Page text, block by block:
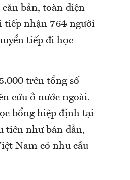
căn bản, toàn diện
tiếp nhận 764 người
tiếp đi học
trên tổng số
cứu ở nước ngoài.
bổng hiệp định tại
tiên như bán dẫn,
Nam có nhu cầu